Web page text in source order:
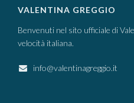
VALENTINA GREGGIO
Benvenuti nel sito ufficiale di
velocità italiana.
info@valentinagreggio.it